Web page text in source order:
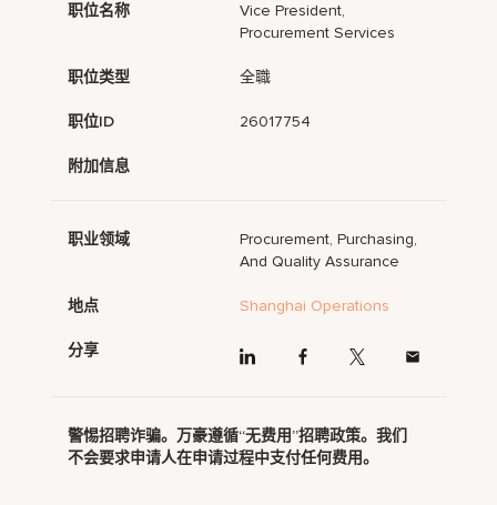
职位名称
Vice President,
Procurement Services
职位类型 全職
职位ID 26017754
附加信息
职业领域
Procurement, Purchasing,
And Quality Assurance
地点 Shanghai Operations
分享
警惕招聘诈骗。万豪遵循“无费用”招聘政策。我们
不会要求申请人在申请过程中支付任何费用。